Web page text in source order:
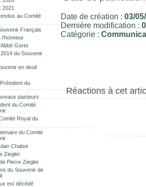
2021
au Comité
Français
l'honneur
Goret
du Souvenir
en deuil
du
pasteurs
du Comité
Royal du
du Comité
Chabot
Ziegler
Pierre Ziegler
du Souvenir de
est décédé
Date de création : 03/
Dernière modification :
Catégorie :
Réactions à cet